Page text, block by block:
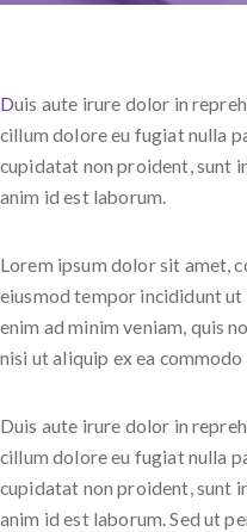
Duis aute irure dolor in
cillum dolore eu fugiat nulla
cupidatat non proident, sunt
anim id est laborum.
Lorem ipsum dolor sit amet,
eiusmod tempor incididunt
enim ad minim veniam, quis
nisi ut aliquip ex ea commodo
Duis aute irure dolor in
cillum dolore eu fugiat nulla
cupidatat non proident, sunt
anim id est laborum. Sed ut